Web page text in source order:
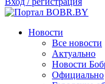
Новости
Все новости
Актуально
Новости
Официально